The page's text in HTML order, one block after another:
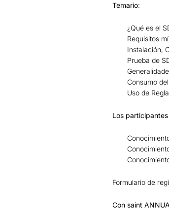
Temario:
¿Qué es el
Requisitos
Instalación,
Prueba de
Consumo
Uso de
Los
Formulario de
Con saint